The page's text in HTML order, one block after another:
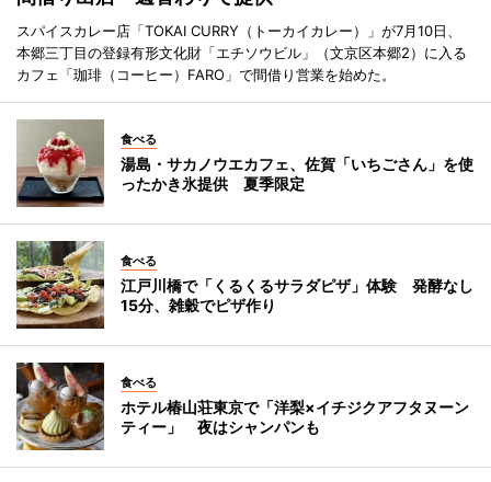
スパイスカレー店「TOKAI CURRY（トーカイカレー）」が7月10日、
本郷三丁目の登録有形文化財「エチソウビル」（文京区本郷2）に入る
カフェ「珈琲（コーヒー）FARO」で間借り営業を始めた。
食べる
湯島・サカノウエカフェ、佐賀「いちごさん」を使
ったかき氷提供 夏季限定
食べる
江戸川橋で「くるくるサラダピザ」体験 発酵なし
15分、雑穀でピザ作り
食べる
ホテル椿山荘東京で「洋梨×イチジクアフタヌーン
ティー」 夜はシャンパンも